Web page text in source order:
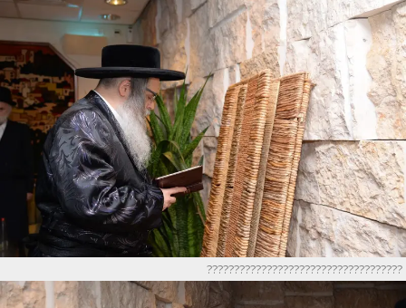
????????????????????????????????????